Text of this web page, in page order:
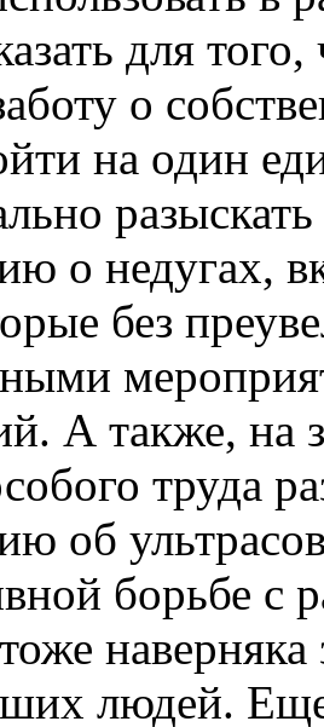
для
о
на один
о недугах,
без
А также, на
труда
об
борьбе
наверняка
людей.